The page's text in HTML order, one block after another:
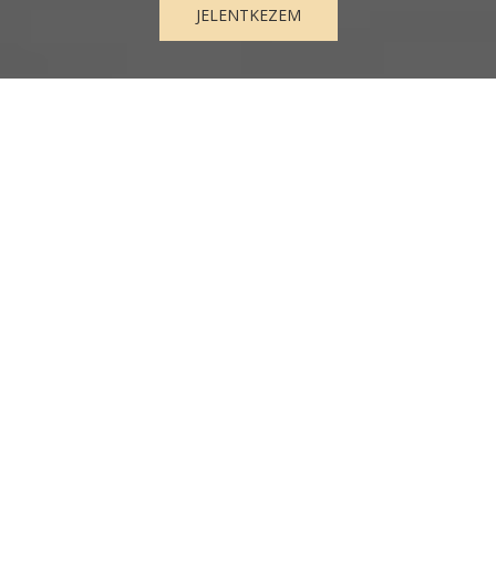
JELENTKEZEM